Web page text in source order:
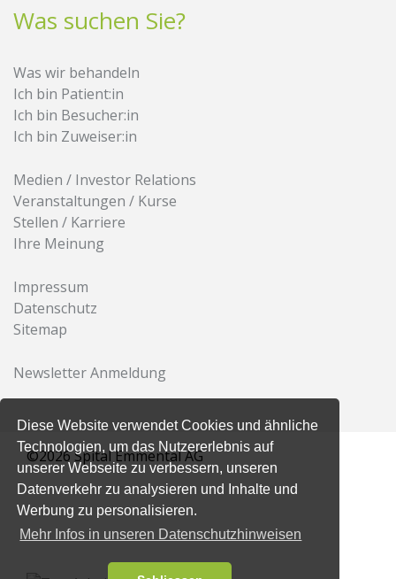
Diese Website verwendet Cookies und ähnliche
Technologien, um das Nutzererlebnis auf
unserer Webseite zu verbessern, unseren
Datenverkehr zu analysieren und Inhalte und
Werbung zu personalisieren.
Mehr Infos in unseren Datenschutzhinweisen
Was suchen Sie?
Was wir behandeln
Ich bin Patient:in
Ich bin Besucher:in
Ich bin Zuweiser:in
Medien / Investor Relations
Veranstaltungen / Kurse
Stellen / Karriere
Ihre Meinung
Impressum
Datenschutz
Sitemap
Newsletter Anmeldung
©2026 Spital Emmental AG